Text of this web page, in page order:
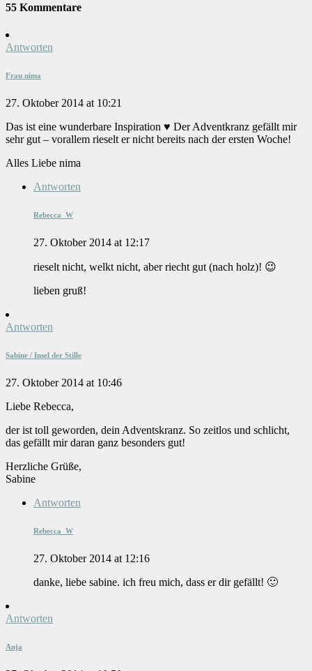
55 Kommentare
Antworten
Frau nima
27. Oktober 2014 at 10:21
Das ist eine wunderbare Inspiration ♥ Der Adventkranz gefällt mir
sehr gut – vorallem rieselt er nicht bereits nach der ersten Woche!
Alles Liebe nima
Antworten
Rebecca_W
27. Oktober 2014 at 12:17
rieselt nicht, welkt nicht, aber riecht gut (nach holz)! 😉
lieben gruß!
Antworten
Sabine / Insel der Stille
27. Oktober 2014 at 10:46
Liebe Rebecca,
der ist toll geworden, dein Adventskranz. So zeitlos und schlicht,
das gefällt mir daran ganz besonders gut!
Herzliche Grüße,
Sabine
Antworten
Rebecca_W
27. Oktober 2014 at 12:16
danke, liebe sabine. ich freu mich, dass er dir gefällt! 🙂
Antworten
Anja